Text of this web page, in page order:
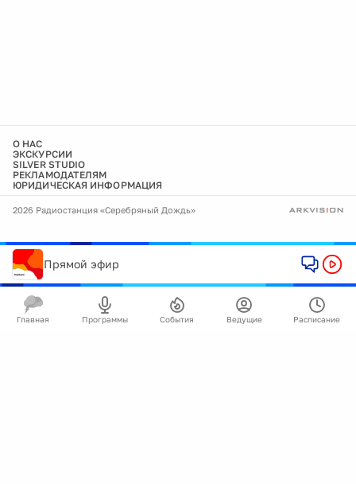
О НАС
ЭКСКУРСИИ
SILVER STUDIO
РЕКЛАМОДАТЕЛЯМ
ЮРИДИЧЕСКАЯ ИНФОРМАЦИЯ
2026 Радиостанция «Серебряный Дождь»
Прямой эфир
Главная Программы События Ведущие Расписание